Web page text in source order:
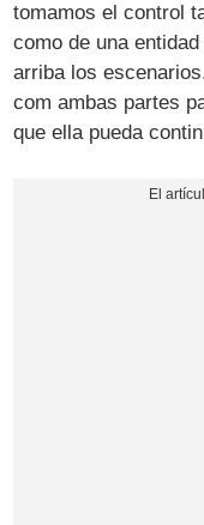
tomamos el control
como de una
arriba los
com ambas partes
que ella pueda